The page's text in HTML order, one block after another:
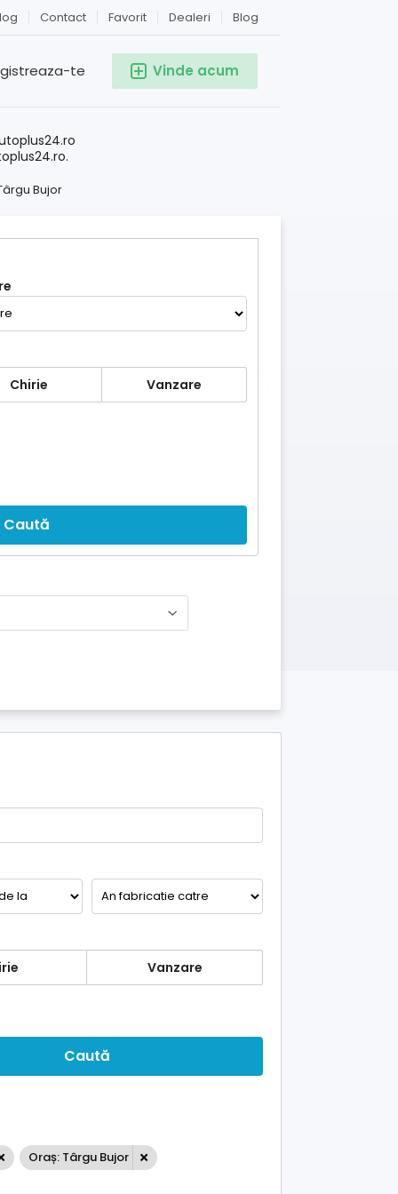
Blog
Dealeri
Favorit
Contact
Vinde acum
te
Bujor
Chirie
Vanzare
Caută
Vanzare
Caută
Oraș: Târgu Bujor